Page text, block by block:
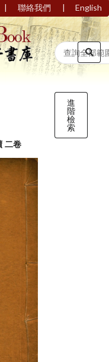
| 聯絡我們 | English
進
階
檢
索
二卷